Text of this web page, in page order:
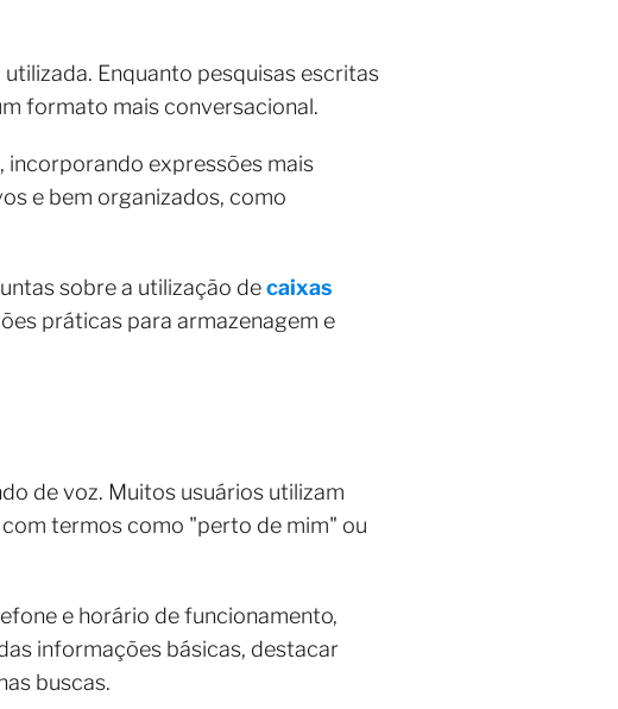
Enquanto pesquisas escritas
formato mais conversacional.
incorporando expressões mais
e bem organizados, como
sobre a utilização decaixas
práticas para armazenagem e
de voz. Muitos usuários utilizam
termos como "perto de mim" ou
e horário de funcionamento,
informações básicas, destacar
buscas.